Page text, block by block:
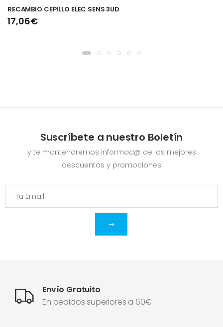
RECAMBIO CEPILLO ELEC SENS 3UD
17,06€
Suscríbete a nuestro Boletín
y te mantendremos informad@ de los mejores
descuentos y promociones
Envío Gratuito
En pedidos superiores a 60€